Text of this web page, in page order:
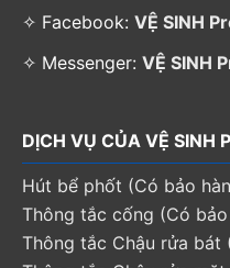
✧ Facebook: VỆ SINH
✧ Messenger: VỆ SINH
DỊCH VỤ CỦA VỆ SINH
Hút bể phốt (Có bảo
Thông tắc cống (Có bảo
Thông tắc Chậu rửa bát